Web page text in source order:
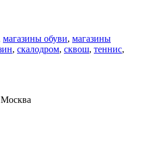
магазины обуви, магазины
, скалодром, сквош, теннис,
Москва